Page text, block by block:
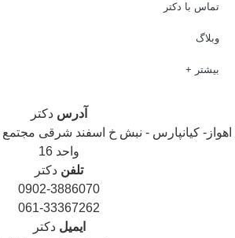
تماس با دکتر
وبلاگ
بیشتر +
آدرسدکتر
کیانپارس - نبش خ اسفند شرقی مجتمع
واحد 16
تلفندکتر
0902-3886070
061-33367262
ایمیلدکتر